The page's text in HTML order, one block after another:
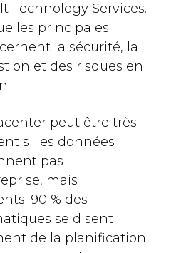
Technology Services.
les principales
la sécurité, la
et des risques en
peut être très
si les données
pas
mais
90 % des
se disent
de la planification